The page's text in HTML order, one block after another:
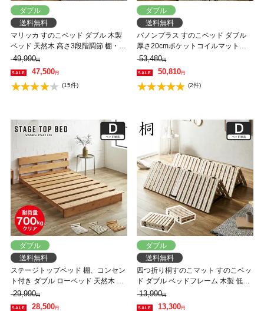
ダブル
送料無料
マリッカ すのこベッド ダブル 木製
ベッド 天然木 高さ3段階調節 棚・コ
ンセント付き ナチュラル ホワイト
ブラウン 北欧調 【フレームのみ】
【大型家具配送】
49,990円
47,500円
(15件)
ダブル
送料無料
バノンプラス すのこベッド ダブル
厚さ20cmポケットコイルマットレ
スセット 木製 耐荷重350kg 組立簡
単 棚付き コンセント 高さ4段階
【大型家具配送】
53,480円
50,810円
(2件)
ダブル
送料無料
ステージトップベッド 棚、コンセン
ト付き ダブル ローベッド 天然木 北
欧パイン材 フロアベッド すのこベ
ッド 省スペース ステージベッド
29,990円
28,500円
ダブル
送料無料
四つ折り桐すのこマット すのこベッ
ド ダブル ベッドフレーム 木製 低ホ
ルムアルデヒド 軽量 軽い コンパク
ト すのこマット 桐
13,990円
13,300円